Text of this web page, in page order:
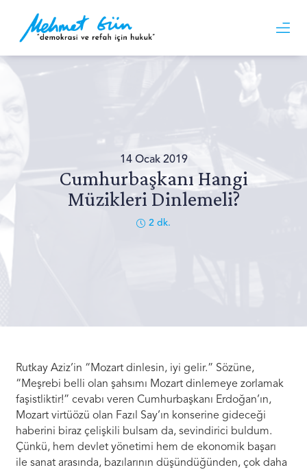
14 Ocak 2019
Cumhurbaşkanı Hangi
Müzikleri Dinlemeli?
2 dk.
Rutkay Aziz’in “Mozart dinlesin, iyi gelir.” Sözüne,
“Meşrebi belli olan şahsımı Mozart dinlemeye zorlamak
faşistliktir!” cevabı veren Cumhurbaşkanı Erdoğan’ın,
Mozart virtüözü olan Fazıl Say’ın konserine gideceği
haberini biraz çelişkili bulsam da, sevindirici buldum.
Çünkü, hem devlet yönetimi hem de ekonomik başarı
ile sanat arasında, bazılarının düşündüğünden, çok daha